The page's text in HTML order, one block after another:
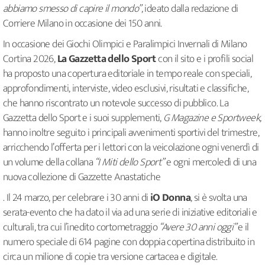
abbiamo smesso di capire il mondo”, ideato dalla redazione di
Corriere Milano in occasione dei 150 anni.
In occasione dei Giochi Olimpici e Paralimpici Invernali di Milano
Cortina 2026,La Gazzetta dello Sportcon il sito e i profili social
ha proposto una copertura editoriale in tempo reale con speciali,
approfondimenti, interviste, video esclusivi, risultati e classifiche,
che hanno riscontrato un notevole successo di pubblico. La
Gazzetta dello Sport e i suoi supplementi,G Magazine e Sportweek,
hanno inoltre seguito i principali avvenimenti sportivi del trimestre,
arricchendo l’offerta per i lettori con la veicolazione ogni venerdì di
un volume della collana “I Miti dello Sport”e ogni mercoledì di una
nuova collezione di Gazzette Anastatiche
. Il 24 marzo, per celebrare i 30 anni diiO Donna, si è svolta una
serata-evento che ha dato il via ad una serie di iniziative editoriali e
culturali, tra cui l’inedito cortometraggio“Avere 30 anni oggi”e il
numero speciale di 614 pagine con doppia copertina distribuito in
circa un milione di copie tra versione cartacea e digitale.